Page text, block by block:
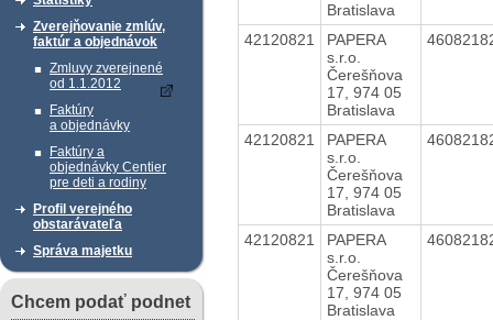
Zverejňovanie zmlúv,
faktúr a objednávok
Zmluvy zverejnené
od 1.1.2012
Faktúry
a objednávky
Faktúry a
objednávky Centier
pre deti a rodiny
Profil verejného
obstarávateľa
Správa majetku
Chcem podať podnet
Bratislava
42120821
PAPERA
s.r.o.
Čerešňova
17, 974 05
Bratislava
42120821
PAPERA
s.r.o.
Čerešňova
17, 974 05
Bratislava
42120821
PAPERA
s.r.o.
Čerešňova
17, 974 05
Bratislava